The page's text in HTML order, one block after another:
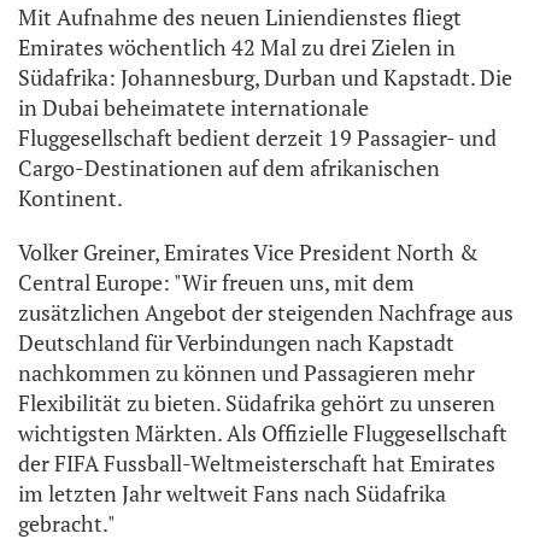
Mit Aufnahme des neuen Liniendienstes fliegt
Emirates wöchentlich 42 Mal zu drei Zielen in
Südafrika: Johannesburg, Durban und Kapstadt. Die
in Dubai beheimatete internationale
Fluggesellschaft bedient derzeit 19 Passagier- und
Cargo-Destinationen auf dem afrikanischen
Kontinent.
Volker Greiner, Emirates Vice President North &
Central Europe: "Wir freuen uns, mit dem
zusätzlichen Angebot der steigenden Nachfrage aus
Deutschland für Verbindungen nach Kapstadt
nachkommen zu können und Passagieren mehr
Flexibilität zu bieten. Südafrika gehört zu unseren
wichtigsten Märkten. Als Offizielle Fluggesellschaft
der FIFA Fussball-Weltmeisterschaft hat Emirates
im letzten Jahr weltweit Fans nach Südafrika
gebracht."